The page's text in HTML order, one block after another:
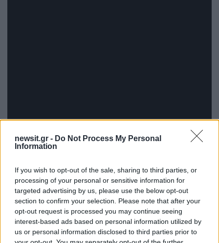
newsit.gr - Do Not Process My Personal
Information
If you wish to opt-out of the sale, sharing to third parties, or
processing of your personal or sensitive information for
targeted advertising by us, please use the below opt-out
section to confirm your selection. Please note that after your
opt-out request is processed you may continue seeing
interest-based ads based on personal information utilized by
us or personal information disclosed to third parties prior to
Το επίσημο τρέιλερ του ντοκιμαντέρ
κυκλοφόρησε στις 12 Ιουνίου 2024.
ΔΙΑΦΗΜΙΣΗ